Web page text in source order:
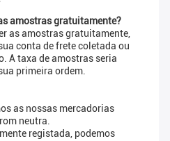
amostras gratuitamente?
as amostras gratuitamente,
conta de frete coletada ou
A taxa de amostras seria
primeira ordem.
as nossas mercadorias
neutra.
registada, podemos